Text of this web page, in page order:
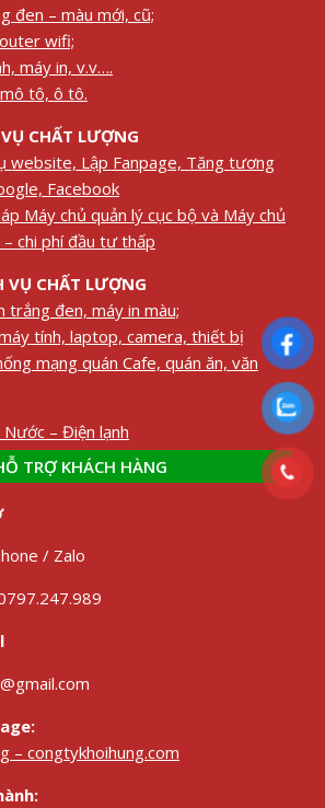
đen – màu mới, cũ;
wifi;
máy in, v.v….
tô, ô tô.
CHẤT LƯỢNG
website, Lập Fanpage, Tăng tương
Facebook
Máy chủ quản lý cục bộ và Máy chủ
chi phí đầu tư thấp
VỤ CHẤT LƯỢNG
trắng đen, máy in màu;
tính, laptop, camera, thiết bị
mạng quán Cafe, quán ăn, văn
– Điện lạnh
TRỢ KHÁCH HÀNG
/ Zalo
– congtykhoihung.com